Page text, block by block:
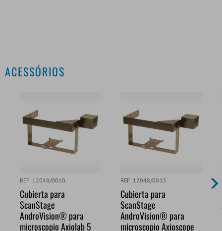
ACESSÓRIOS
REF. 12048/0010
Cubierta para
ScanStage
AndroVision® para
microscopio Axiolab 5
REF. 12048/0015
Cubierta para
ScanStage
AndroVision® para
microscopio Axioscope